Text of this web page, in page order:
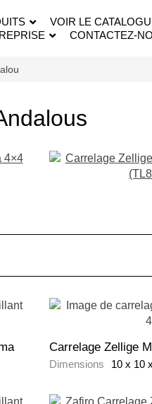
VOIR LE
CONTACTEZ-
Carrelage Zellige
Dimensions 10 x 10 x